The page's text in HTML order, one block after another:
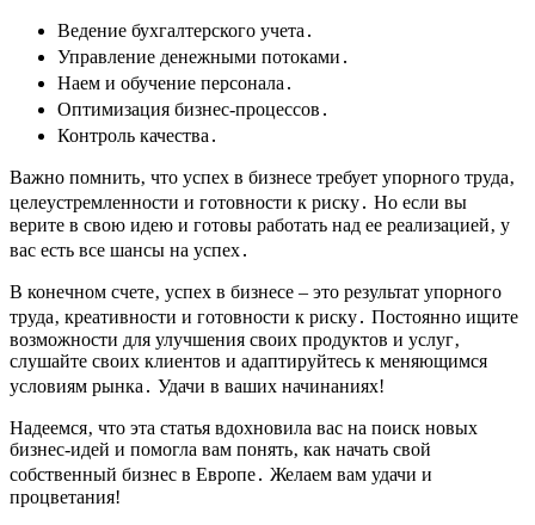
Ведение бухгалтерского учета․
Управление денежными потоками․
Наем и обучение персонала․
Оптимизация бизнес-процессов․
Контроль качества․
Важно помнить‚ что успех в бизнесе требует упорного труда‚
целеустремленности и готовности к риску․ Но если вы
верите в свою идею и готовы работать над ее реализацией‚ у
вас есть все шансы на успех․
В конечном счете‚ успех в бизнесе – это результат упорного
труда‚ креативности и готовности к риску․ Постоянно ищите
возможности для улучшения своих продуктов и услуг‚
слушайте своих клиентов и адаптируйтесь к меняющимся
условиям рынка․ Удачи в ваших начинаниях!
Надеемся‚ что эта статья вдохновила вас на поиск новых
бизнес-идей и помогла вам понять‚ как начать свой
собственный бизнес в Европе․ Желаем вам удачи и
процветания!